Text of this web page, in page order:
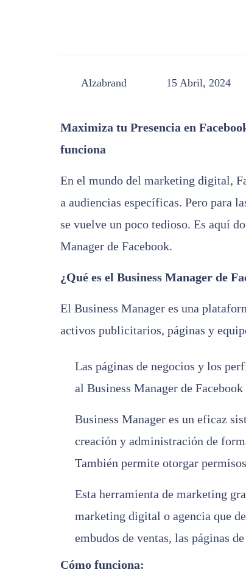
Alzabrand 15 Abril, 2024
Maximiza tu Presencia en
funciona
En el mundo del marketing digital,
a audiencias específicas. Pero para
se vuelve un poco tedioso. Es aquí
Manager de Facebook.
¿Qué es el Business Manager de
El Business Manager es una
activos publicitarios, páginas y
Las páginas de negocios y los
al Business Manager de
Business Manager es un eficaz
creación y administración de
También permite otorgar
Esta herramienta de marketing
marketing digital o agencia que
embudos de ventas, las páginas
Cómo funciona: